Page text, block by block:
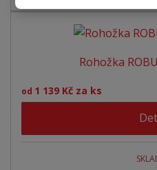
Rohožka
od 1 139 Kč za ks